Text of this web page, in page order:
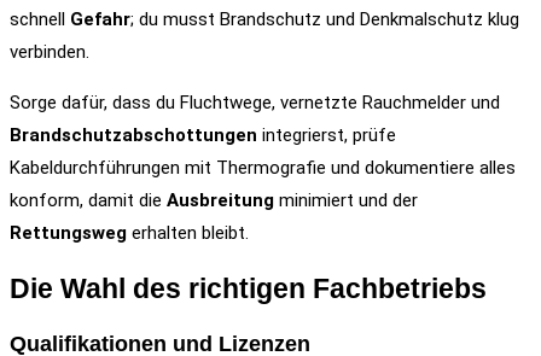
schnell Gefahr; du musst Brandschutz und Denkmalschutz klug
verbinden.
Sorge dafür, dass du Fluchtwege, vernetzte Rauchmelder und
Brandschutzabschottungen integrierst, prüfe
Kabeldurchführungen mit Thermografie und dokumentiere alles
konform, damit die Ausbreitung minimiert und der
Rettungsweg erhalten bleibt.
Die Wahl des richtigen Fachbetriebs
Qualifikationen und Lizenzen